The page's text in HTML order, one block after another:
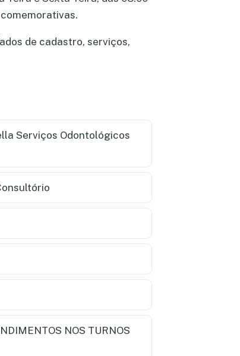
de cadastro, serviços,
Serviços Odontológicos
NOS TURNOS